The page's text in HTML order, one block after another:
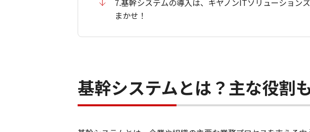
7.基幹システムの導入は、キヤノンITソリューション
まかせ！
基幹システムとは？主な役割